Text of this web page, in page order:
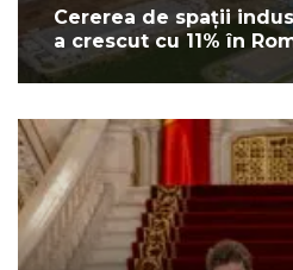
Cererea de spații
a crescut cu 11% în